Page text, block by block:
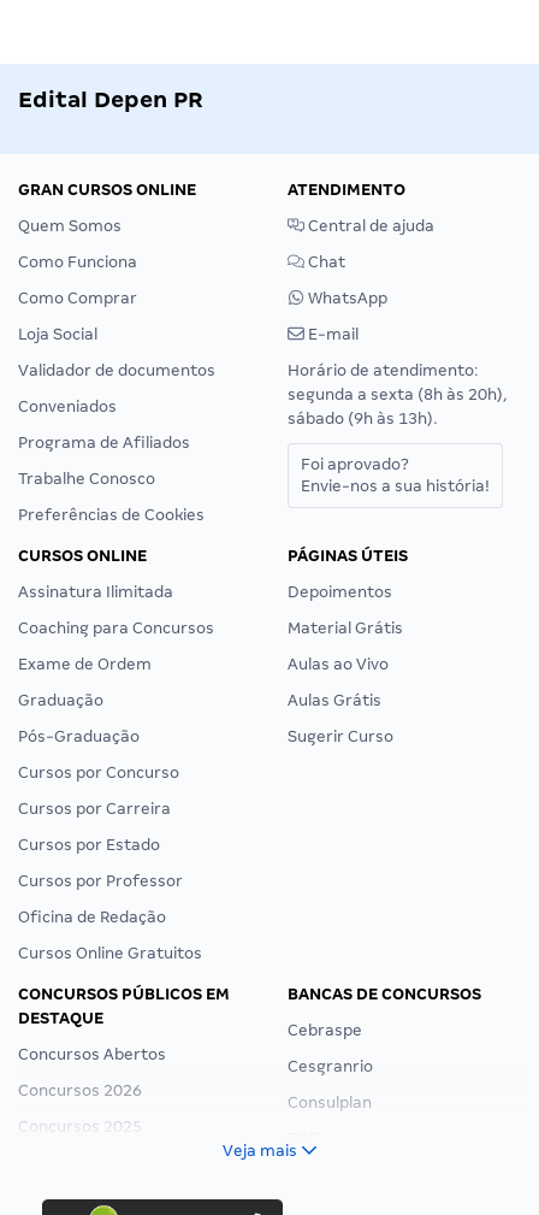
Edital Depen PR
GRAN CURSOS ONLINE
Quem Somos
Como Funciona
Como Comprar
Loja Social
Validador de documentos
Conveniados
Programa de Afiliados
Trabalhe Conosco
Preferências de Cookies
ATENDIMENTO
Central de ajuda
Chat
WhatsApp
E-mail
Horário de atendimento:
segunda a sexta (8h às 20h),
sábado (9h às 13h).
Foi aprovado?
Envie-nos a sua história!
CURSOS ONLINE
Assinatura Ilimitada
Coaching para Concursos
Exame de Ordem
Graduação
Pós-Graduação
Cursos por Concurso
Cursos por Carreira
Cursos por Estado
Cursos por Professor
Oficina de Redação
Cursos Online Gratuitos
PÁGINAS ÚTEIS
Depoimentos
Material Grátis
Aulas ao Vivo
Aulas Grátis
Sugerir Curso
CONCURSOS PÚBLICOS EM
DESTAQUE
Concursos Abertos
Concursos 2026
Concursos 2025
Concurso Ibama
BANCAS DE CONCURSOS
Cebraspe
Cesgranrio
Consulplan
Veja mais